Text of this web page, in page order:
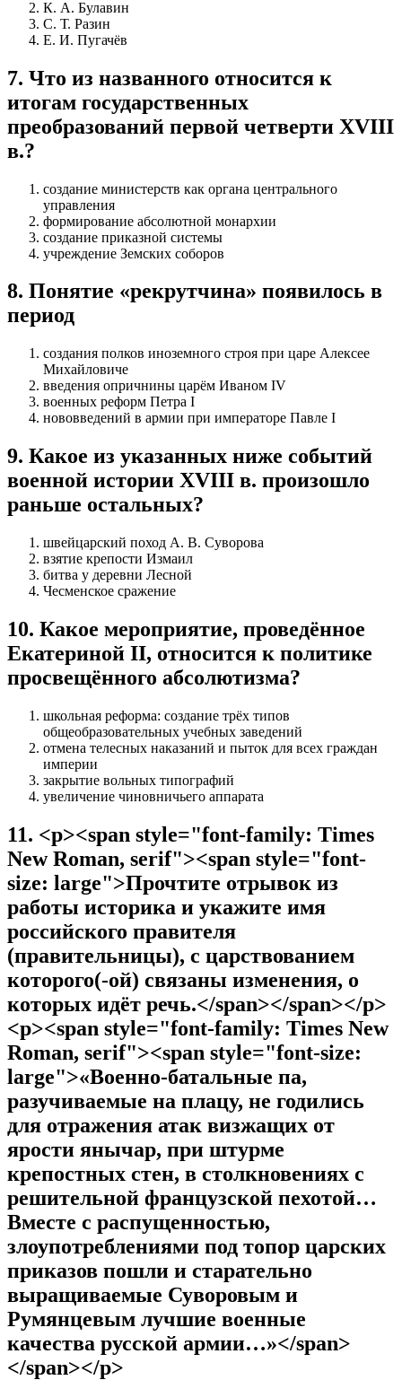
К. А. Булавин
С. Т. Разин
Е. И. Пугачёв
7. Что из названного относится к
итогам государственных
преобразований первой четверти XVIII
в.?
создание министерств как органа центрального
управления
формирование абсолютной монархии
создание приказной системы
учреждение Земских соборов
8. Понятие «рекрутчина» появилось в
период
создания полков иноземного строя при царе Алексее
Михайловиче
введения опричнины царём Иваном IV
военных реформ Петра I
нововведений в армии при императоре Павле I
9. Какое из указанных ниже событий
военной истории XVIII в. произошло
раньше остальных?
швейцарский поход А. В. Суворова
взятие крепости Измаил
битва у деревни Лесной
Чесменское сражение
10. Какое мероприятие, проведённое
Екатериной II, относится к политике
просвещённого абсолютизма?
школьная реформа: создание трёх типов
общеобразовательных учебных заведений
отмена телесных наказаний и пыток для всех граждан
империи
закрытие вольных типографий
увеличение чиновничьего аппарата
11. <p><span style="font-family: Times
New Roman, serif"><span style="font-
size: large">Прочтите отрывок из
работы историка и укажите имя
российского правителя
(правительницы), с царствованием
которого(-ой) связаны изменения, о
которых идёт речь.</span></span></p>
<p><span style="font-family: Times New
Roman, serif"><span style="font-size:
large">«Военно-батальные па,
разучиваемые на плацу, не годились
для отражения атак визжащих от
ярости янычар, при штурме
крепостных стен, в столкновениях с
решительной французской пехотой…
Вместе с распущенностью,
злоупотреблениями под топор царских
приказов пошли и старательно
выращиваемые Суворовым и
Румянцевым лучшие военные
качества русской армии…»</span>
</span></p>